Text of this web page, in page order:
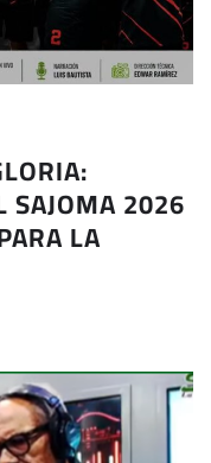
SAJOMA 2026
LA